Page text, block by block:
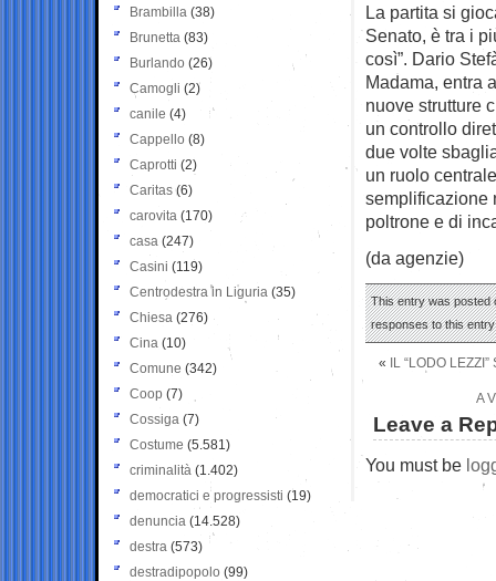
La partita si
Senato, è tra i
così”. Dario
Madama, entra
nuove strutture
un controllo
due volte
un ruolo
semplificazione
poltrone e di
(da agenzie)
This entry was posted
responses to this
« IL “LODO
A
Leave a
You must be
Brambilla (38)
Brunetta (83)
Burlando (26)
Camogli (2)
canile (4)
Cappello (8)
Caprotti (2)
Caritas (6)
carovita (170)
casa (247)
Casini (119)
Centrodestra in Liguria (35)
Chiesa (276)
Cina (10)
Comune (342)
Coop (7)
Cossiga (7)
Costume (5.581)
criminalità (1.402)
democratici e progressisti (19)
denuncia (14.528)
destra (573)
destradipopolo (99)